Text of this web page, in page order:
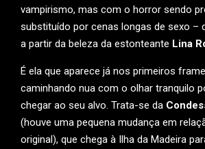
vampirismo, mas com o horror sendo
substituído por cenas longas de sexo –
a partir da beleza da estonteante Lina
É ela que aparece já nos primeiros
caminhando nua com o olhar tranquilo
chegar ao seu alvo. Trata-se da
(houve uma pequena mudança em
original), que chega à Ilha da Madeira